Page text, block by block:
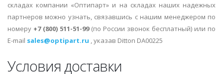
складах компании «Оптипарт» и на складах наших надежных
партнеров можно узнать, связавшись с нашим менеджером по
номеру +7 (800) 511-51-99(по России звонок бесплатный) или по
E-mail sales@optipart.ru , указав Ditton DA00225
Условия доставки